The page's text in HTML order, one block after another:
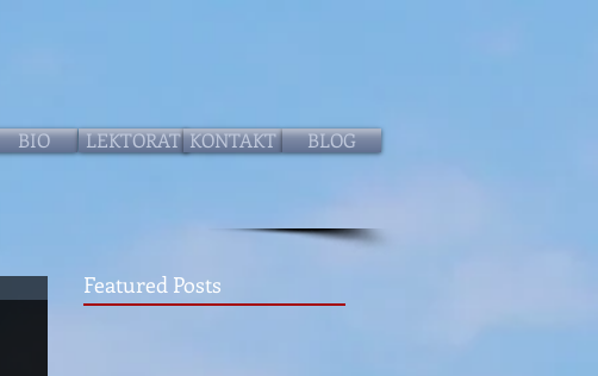
BIO LEKTORAT KONTAKT BLOG
Featured Posts